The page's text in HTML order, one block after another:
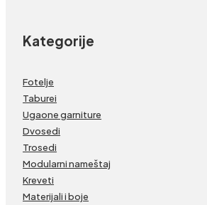
Kategorije
Fotelje
Taburei
Ugaone garniture
Dvosedi
Trosedi
Modularni nameštaj
Kreveti
Materijali i boje